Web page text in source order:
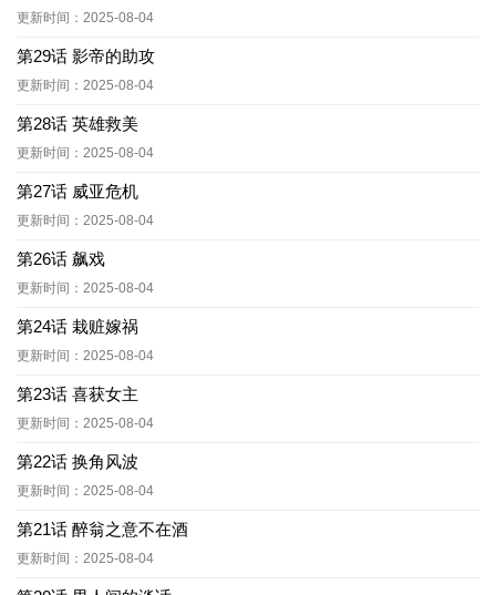
更新时间：2025-08-04
第29话 影帝的助攻
更新时间：2025-08-04
第28话 英雄救美
更新时间：2025-08-04
第27话 威亚危机
更新时间：2025-08-04
第26话 飙戏
更新时间：2025-08-04
第24话 栽赃嫁祸
更新时间：2025-08-04
第23话 喜获女主
更新时间：2025-08-04
第22话 换角风波
更新时间：2025-08-04
第21话 醉翁之意不在酒
更新时间：2025-08-04